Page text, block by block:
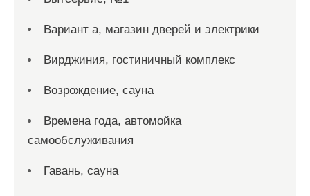
Вариант а, магазин дверей и электрики
Вирджиния, гостиничный комплекс
Возрождение, сауна
Времена года, автомойка
самообслуживания
Гавань, сауна